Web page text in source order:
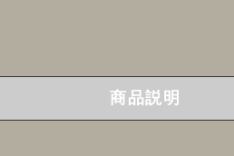
商品説明